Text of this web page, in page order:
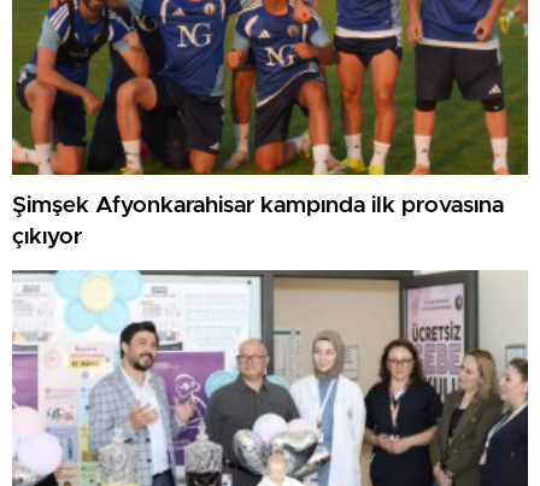
Şimşek Afyonkarahisar kampında ilk provasına
çıkıyor